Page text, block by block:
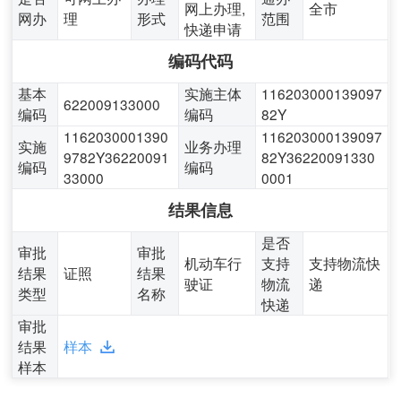
网办
理
形式
网上办理,
快递申请
范围
全市
编码代码
基本
编码
622009133000
实施主体
编码
116203000139097
82Y
实施
编码
1162030001390
9782Y36220091
33000
业务办理
编码
116203000139097
82Y36220091330
0001
结果信息
审批
结果
类型
证照
审批
结果
名称
机动车行
驶证
是否
支持
物流
快递
支持物流快
递
审批
结果
样本
样本